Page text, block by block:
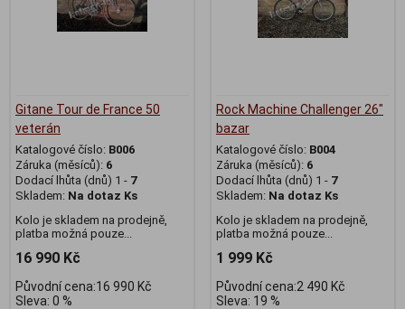
Gitane Tour de France 50
veterán
Katalogové číslo: B006
Záruka (měsíců): 6
Dodací lhůta (dnů) 1 - 7
Skladem: Na dotaz Ks
Kolo je skladem na prodejně,
platba možná pouze...
16 990 Kč
Původní cena:16 990 Kč
Sleva: 0 %
Rock Machine Challenger 26"
bazar
Katalogové číslo: B004
Záruka (měsíců): 6
Dodací lhůta (dnů) 1 - 7
Skladem: Na dotaz Ks
Kolo je skladem na prodejně,
platba možná pouze...
1 999 Kč
Původní cena:2 490 Kč
Sleva: 19 %